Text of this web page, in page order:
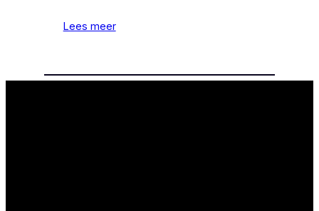
Lees meer